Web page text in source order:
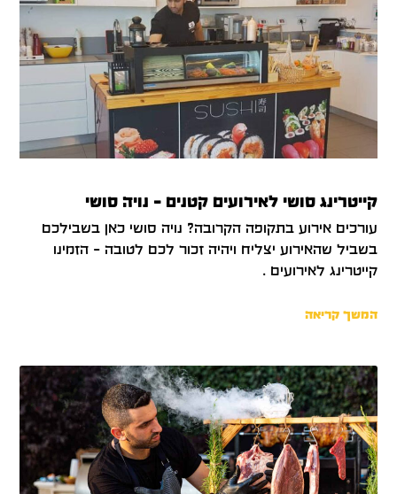
קייטרינג סושי לאירועים קטנים – נויה סושי
עורכים אירוע בתקופה הקרובה? נויה סושי כאן בשבילכם
בשביל שהאירוע יצליח ויהיה זכור לכם לטובה – הזמינו
קייטרינג לאירועים .
המשך קריאה